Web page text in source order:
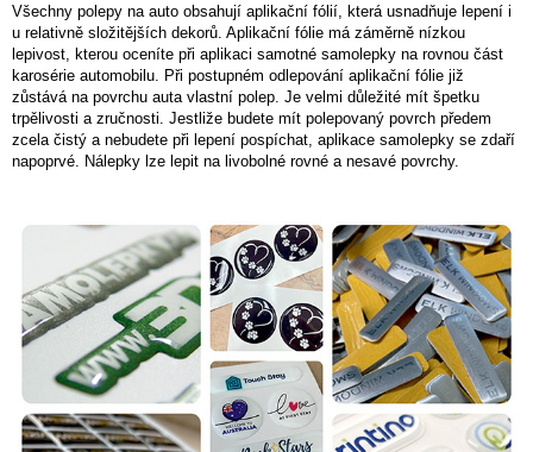
Všechny polepy na auto obsahují aplikační fólií, která usnadňuje lepení i
u relativně složitějších dekorů. Aplikační fólie má záměrně nízkou
lepivost, kterou oceníte při aplikaci samotné samolepky na rovnou část
karosérie automobilu. Při postupném odlepování aplikační fólie již
zůstává na povrchu auta vlastní polep. Je velmi důležité mít špetku
trpělivosti a zručnosti. Jestliže budete mít polepovaný povrch předem
zcela čistý a nebudete při lepení pospíchat, aplikace samolepky se zdaří
napoprvé. Nálepky lze lepit na livobolné rovné a nesavé povrchy.